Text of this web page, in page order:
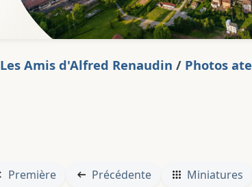
Les Amis d'Alfred Renaudin / Photos
Première Précédente Miniatures